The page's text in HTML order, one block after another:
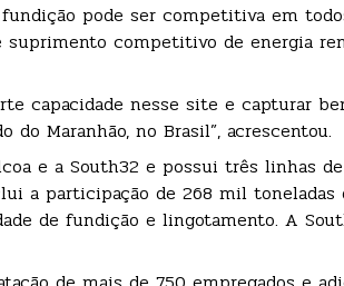
pode ser competitiva em
competitivo de energia
capacidade nesse site e capturar
Maranhão, no Brasil”, acrescentou.
e a South32 e possui três linhas
a participação de 268 mil toneladas
de fundição e lingotamento. A